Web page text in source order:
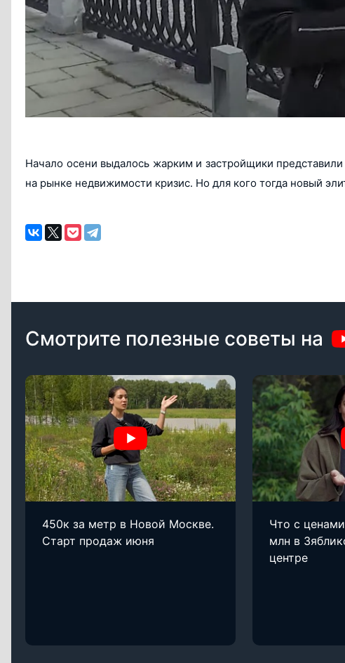
Начало осени выдалось жарким и застройщики
на рынке недвижимости кризис. Но для кого тогда новый
Смотрите полезные советы на
450к за метр в Новой Москве.
Старт продаж июня
Что с
млн в
центре